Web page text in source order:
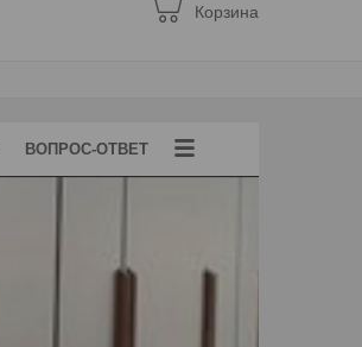
Корзина
ВОПРОС-ОТВЕТ